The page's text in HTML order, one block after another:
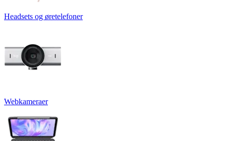
Headsets og øretelefoner
Webkameraer